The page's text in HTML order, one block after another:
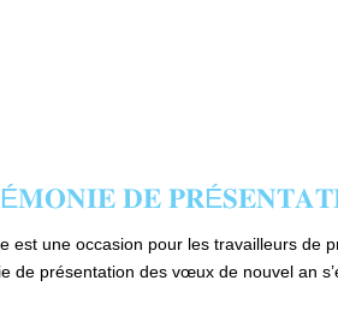
𝐃𝐄
est une occasion pour les travailleurs
de présentation des vœux de nouvel an